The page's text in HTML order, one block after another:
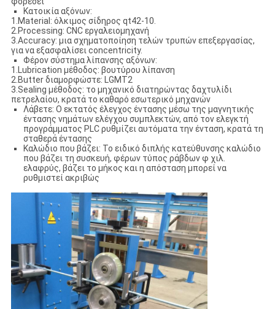
Κατοικία αξόνων:
1.Material: όλκιμος σίδηρος qt42-10.
2.Processing: CNC εργαλειομηχανή
3.Accuracy: μια σχηματοποίηση τελών τρυπών επεξεργασίας,
για να εξασφαλίσει concentricity.
Φέρον σύστημα λίπανσης αξόνων:
1.Lubrication μέθοδος: βουτύρου λίπανση
2.Butter διαμορφώστε: LGMT2
3.Sealing μέθοδος: το μηχανικό διατηρώντας δαχτυλίδι
πετρελαίου, κρατά το καθαρό εσωτερικό μηχανών
Λάβετε: Ο εκτατός έλεγχος έντασης μέσω της μαγνητικής
έντασης νημάτων ελέγχου συμπλεκτών, από τον ελεγκτή
προγράμματος PLC ρυθμίζει αυτόματα την ένταση, κρατά τη
σταθερά έντασης
Καλώδιο που βάζει: Το ειδικό διπλής κατεύθυνσης καλώδιο
που βάζει τη συσκευή, φέρων τύπος ράβδων φ χιλ.
ελαφρύς, βάζει το μήκος και η απόσταση μπορεί να
ρυθμιστεί ακριβώς